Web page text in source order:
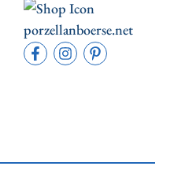
porzellanboerse.net